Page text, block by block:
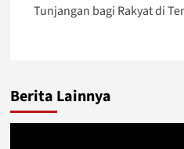
Tunjangan bagi Rakyat di
Berita Lainnya